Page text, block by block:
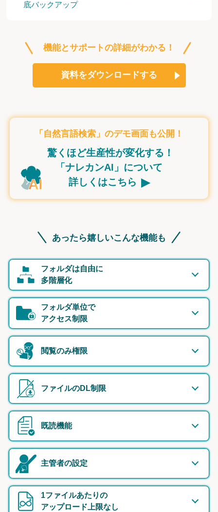
底バックアップ
機能とサポートの詳細がわかる！
資料をダウンロードする
「自然言語検索」のデモ画面も公開！
驚くほど生産性が変化する！
「ナレカンAI」について
詳しくはこちら ▸
あったら嬉しいこんな機能も
フォルダは自由に
多階層化
フォルダ単位で
アクセス制限
閲覧のみ権限
ファイルのDL制限
既読機能
主管者の設定
1ファイルあたりの
アップロード上限なし